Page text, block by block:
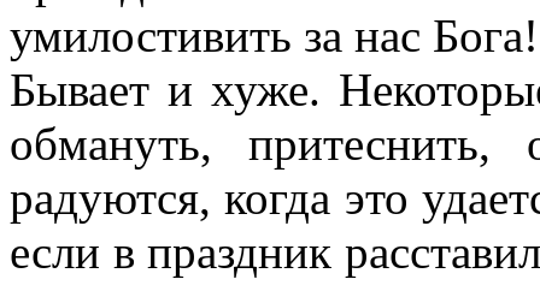
умилостивить за нас Бога!
Бывает и хуже.
обмануть,
радуются, когда это
если в праздник